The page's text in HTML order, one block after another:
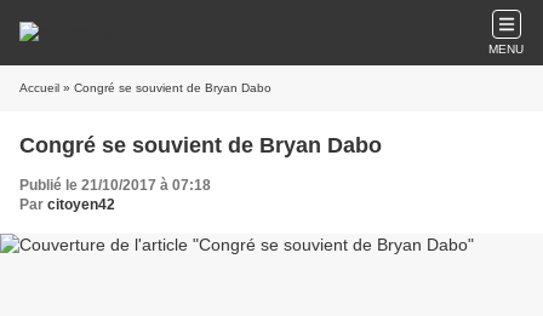
MENU
Accueil » Congré se souvient de Bryan Dabo
Congré se souvient de Bryan Dabo
Publié le 21/10/2017 à 07:18
Par citoyen42